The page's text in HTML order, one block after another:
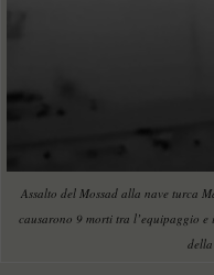
Assalto del Mossad alla nave turca
causarono 9 morti tra l’equipaggio
della